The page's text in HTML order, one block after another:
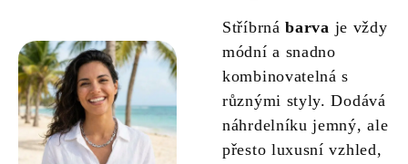
Stříbrnábarva je vždy
módní a snadno
kombinovatelná s
různými styly. Dodává
náhrdelníku jemný, ale
přesto luxusní vzhled,